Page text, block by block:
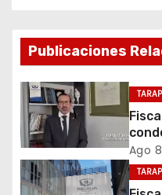
n
d
e
e
Publicaciones
en
Ago